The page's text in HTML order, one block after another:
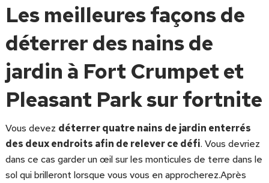
Les meilleures façons de
déterrer des nains de
jardin à Fort Crumpet et
Pleasant Park sur fortnite
Vous devez déterrer quatre nains de jardin enterrés
des deux endroits afin de relever ce défi. Vous devriez
dans ce cas garder un œil sur les monticules de terre dans le
sol qui brilleront lorsque vous vous en approcherez.Après